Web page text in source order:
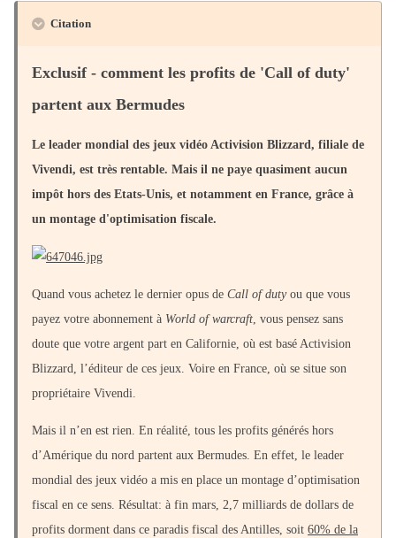
Citation
Exclusif - comment les profits de 'Call of duty'
partent aux Bermudes
Le leader mondial des jeux vidéo Activision Blizzard, filiale de
Vivendi, est très rentable. Mais il ne paye quasiment aucun
impôt hors des Etats-Unis, et notamment en France, grâce à
un montage d'optimisation fiscale.
Quand vous achetez le dernier opus de Call of dutyou que vous
payez votre abonnement à World of warcraft, vous pensez sans
doute que votre argent part en Californie, où est basé Activision
Blizzard, l’éditeur de ces jeux. Voire en France, où se situe son
propriétaire Vivendi.
Mais il n’en est rien. En réalité, tous les profits générés hors
d’Amérique du nord partent aux Bermudes. En effet, le leader
mondial des jeux vidéo a mis en place un montage d’optimisation
fiscal en ce sens. Résultat: à fin mars, 2,7 milliards de dollars de
profits dorment dans ce paradis fiscal des Antilles, soit 60% de la